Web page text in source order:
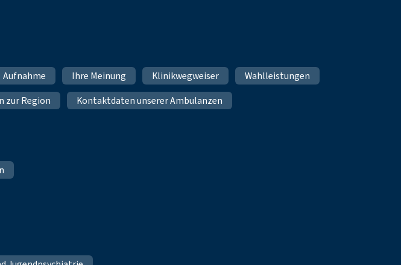
Aufnahme Ihre Meinung Klinikwegweiser
Wahlleistungen
zur Region Kontaktdaten unserer Ambulanzen